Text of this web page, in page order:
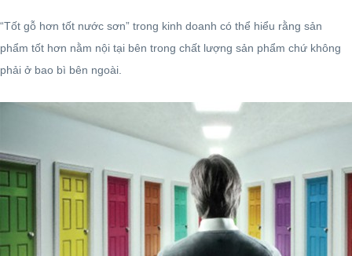
“Tốt gỗ hơn tốt nước sơn” trong kinh doanh có thể hiểu rằng sản
phẩm tốt hơn nằm nội tại bên trong chất lượng sản phẩm chứ không
phải ở bao bì bên ngoài.